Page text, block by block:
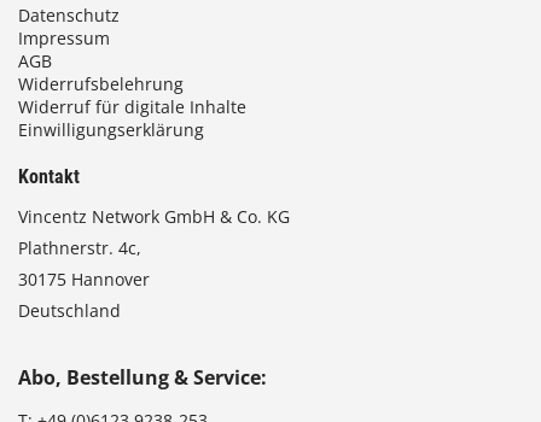
Datenschutz
Impressum
AGB
Widerrufsbelehrung
Widerruf für digitale Inhalte
Einwilligungserklärung
Kontakt
Vincentz Network GmbH & Co. KG
Plathnerstr. 4c,
30175 Hannover
Deutschland
Abo, Bestellung & Service: